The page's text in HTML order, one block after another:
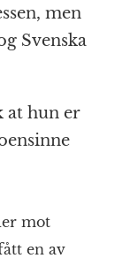
men
Svenska
at hun er
mot
en av